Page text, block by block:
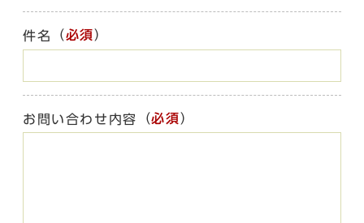
件名 （必須）
お問い合わせ内容 （必須）